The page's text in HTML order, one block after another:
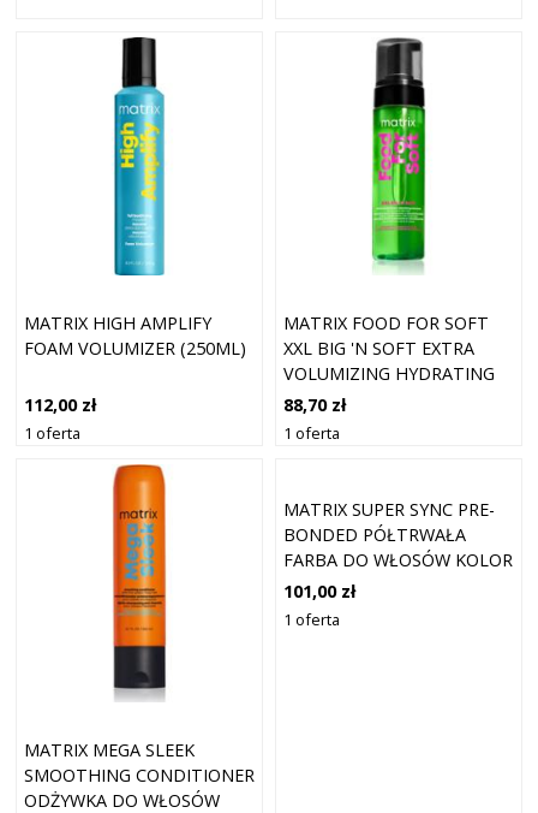
MATRIX HIGH AMPLIFY
FOAM VOLUMIZER (250ML)
112,00 zł
1 oferta
MATRIX FOOD FOR SOFT
XXL BIG 'N SOFT EXTRA
VOLUMIZING HYDRATING
MOUSSE PIANKA
NAWILŻAJĄCA DO
88,70 zł
1 oferta
MATRIX MEGA SLEEK
SMOOTHING CONDITIONER
ODŻYWKA DO WŁOSÓW
MATRIX SUPER SYNC PRE-
BONDED PÓŁTRWAŁA
FARBA DO WŁOSÓW KOLOR
8CG MIEDZIANY ZŁOTY
JASNY BLONDE 90 ML
101,00 zł
1 oferta